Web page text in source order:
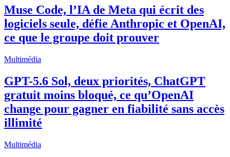
Muse Code, l’IA de Meta qui écrit des
logiciels seule, défie Anthropic et OpenAI,
ce que le groupe doit prouver
Multimédia
GPT-5.6 Sol, deux priorités, ChatGPT
gratuit moins bloqué, ce qu’OpenAI
change pour gagner en fiabilité sans accès
illimité
Multimédia